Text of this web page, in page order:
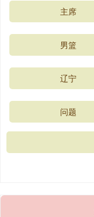
主席
男篮
辽宁
问题